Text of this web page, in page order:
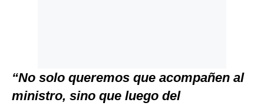
“No solo queremos que acompañen al
ministro, sino que luego del